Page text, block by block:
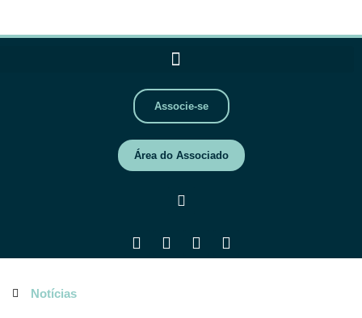
Associe-se
Área do Associado
Notícias